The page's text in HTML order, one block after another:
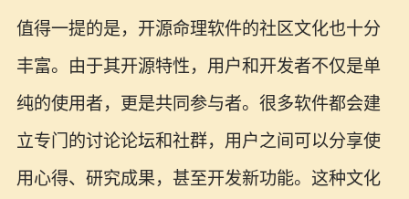
值得一提的是，开源命理软件的社区文化也十分
丰富。由于其开源特性，用户和开发者不仅是单
纯的使用者，更是共同参与者。很多软件都会建
立专门的讨论论坛和社群，用户之间可以分享使
用心得、研究成果，甚至开发新功能。这种文化